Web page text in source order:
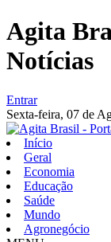
Agita
Notícias
Entrar
Sexta-feira, 07 de
Início
Geral
Economia
Educação
Saúde
Mundo
Agronegócio